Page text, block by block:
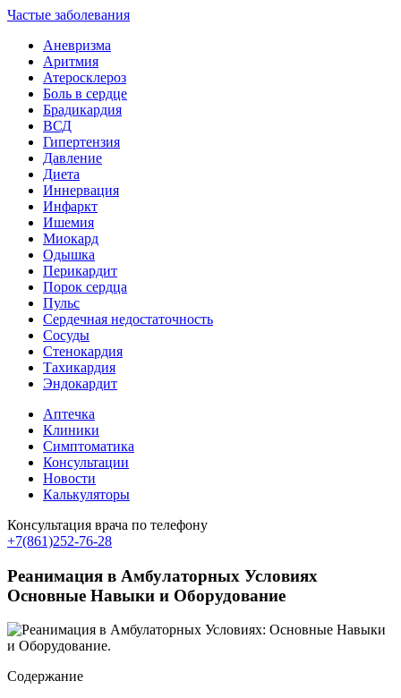
Частые заболевания
Аневризма
Аритмия
Атеросклероз
Боль в сердце
Брадикардия
ВСД
Гипертензия
Давление
Диета
Иннервация
Инфаркт
Ишемия
Миокард
Одышка
Перикардит
Порок сердца
Пульс
Сердечная недостаточность
Сосуды
Стенокардия
Тахикардия
Эндокардит
Аптечка
Клиники
Симптоматика
Консультации
Новости
Калькуляторы
Консультация врача по телефону
+7(861)252-76-28
Реанимация в Амбулаторных Условиях
Основные Навыки и Оборудование
Содержание